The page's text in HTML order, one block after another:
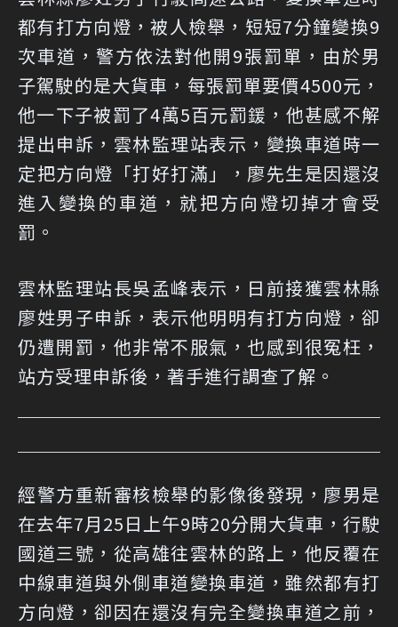
都有打方向燈，被人檢舉，短短7分鐘變換9
次車道，警方依法對他開9張罰單，由於男
子駕駛的是大貨車，每張罰單要價4500元，
他一下子被罰了4萬5百元罰鍰，他甚感不解
提出申訴，雲林監理站表示，變換車道時一
定把方向燈「打好打滿」，廖先生是因還沒
進入變換的車道，就把方向燈切掉才會受
罰。
雲林監理站長吳孟峰表示，日前接獲雲林縣
廖姓男子申訴，表示他明明有打方向燈，卻
仍遭開罰，他非常不服氣，也感到很冤枉，
站方受理申訴後，著手進行調查了解。
經警方重新審核檢舉的影像後發現，廖男是
在去年7月25日上午9時20分開大貨車，行駛
國道三號，從高雄往雲林的路上，他反覆在
中線車道與外側車道變換車道，雖然都有打
方向燈，卻因在還沒有完全變換車道之前，